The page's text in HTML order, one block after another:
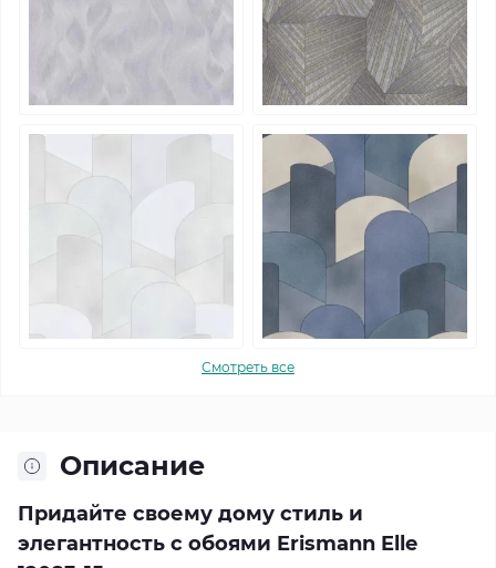
Смотреть все
Описание
Придайте своему дому стиль и
элегантность с обоями Erismann Elle